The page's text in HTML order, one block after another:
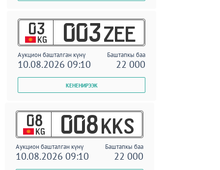
03
KG 003 ZEE
Аукцион башталган күнү Баштапкы баа
10.08.2026 09:10 22 000
08
KG 008 KKS
Аукцион башталган күнү Баштапкы баа
10.08.2026 09:10 22 000